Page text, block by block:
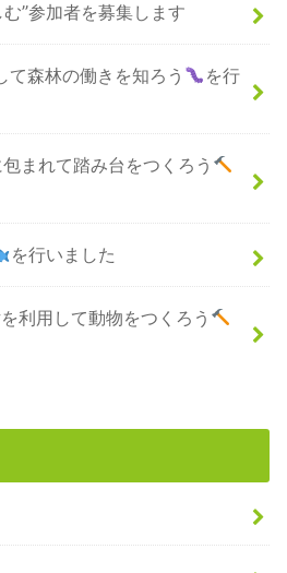
”参加者を募集します
て森林の働きを知ろう
を行
まれて踏み台をつくろう
を行いました
利用して動物をつくろう